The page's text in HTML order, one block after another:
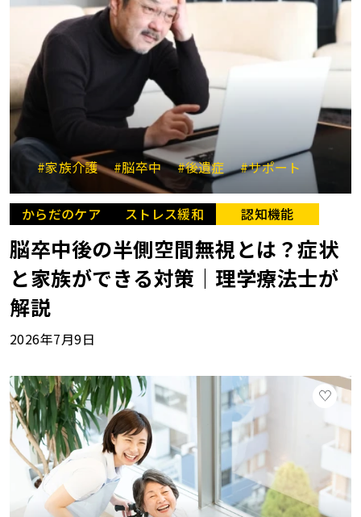
#家族介護 #脳卒中 #後遺症 #サポート
からだのケア ストレス緩和 認知機能
脳卒中後の半側空間無視とは？症状
と家族ができる対策｜理学療法士が
解説
2026年7月9日